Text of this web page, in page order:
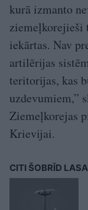
kurā izmanto
ziemeļkorejieši
iekārtas. Nav
artilērijas
teritorijas, kas
uzdevumiem,”
Ziemeļkorejas
Krievijai.
CITI ŠOBRĪD LASA